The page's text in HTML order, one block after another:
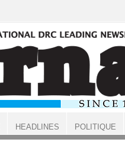
HEADLINES POLITIQUE